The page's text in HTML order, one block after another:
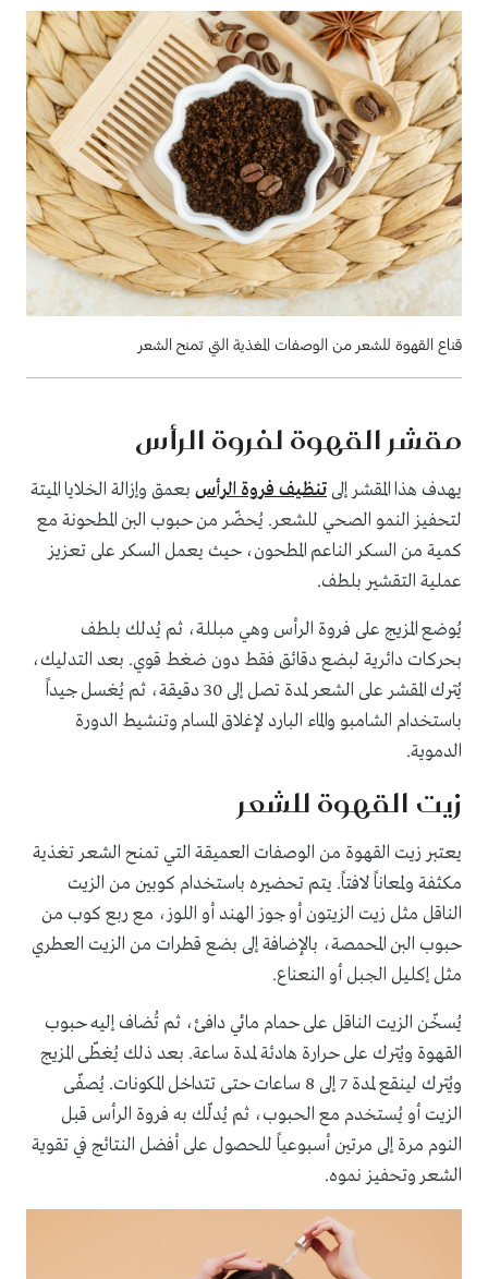
قناع القهوة للشعر من الوصفات المغذية التي تمنح الشعر
مقشر القهوة لفروة الرأس
يهدف هذا المقشر إلى تنظيف فروة الرأس بعمق وإزالة الخلايا الميتة
لتحفيز النمو الصحي للشعر. يُحضّر من حبوب البن المطحونة مع
كمية من السكر الناعم المطحون، حيث يعمل السكر على تعزيز
عملية التقشير بلطف.
يُوضع المزيج على فروة الرأس وهي مبللة، ثم يُدلك بلطف
بحركات دائرية لبضع دقائق فقط دون ضغط قوي. بعد التدليك،
يُترك المقشر على الشعر لمدة تصل إلى 30 دقيقة، ثم يُغسل جيداً
باستخدام الشامبو والماء البارد لإغلاق المسام وتنشيط الدورة
الدموية.
زيت القهوة للشعر
يعتبر زيت القهوة من الوصفات العميقة التي تمنح الشعر تغذية
مكثفة ولمعاناً لافتاً. يتم تحضيره باستخدام كوبين من الزيت
الناقل مثل زيت الزيتون أو جوز الهند أو اللوز، مع ربع كوب من
حبوب البن المحمصة، بالإضافة إلى بضع قطرات من الزيت العطري
مثل إكليل الجبل أو النعناع.
يُسخّن الزيت الناقل على حمام مائي دافئ، ثم تُضاف إليه حبوب
القهوة ويُترك على حرارة هادئة لمدة ساعة. بعد ذلك يُغطّى المزيج
ويُترك لينقع لمدة 7 إلى 8 ساعات حتى تتداخل المكونات. يُصفّى
الزيت أو يُستخدم مع الحبوب، ثم يُدلّك به فروة الرأس قبل
النوم مرة إلى مرتين أسبوعياً للحصول على أفضل النتائج في تقوية
الشعر وتحفيز نموه.